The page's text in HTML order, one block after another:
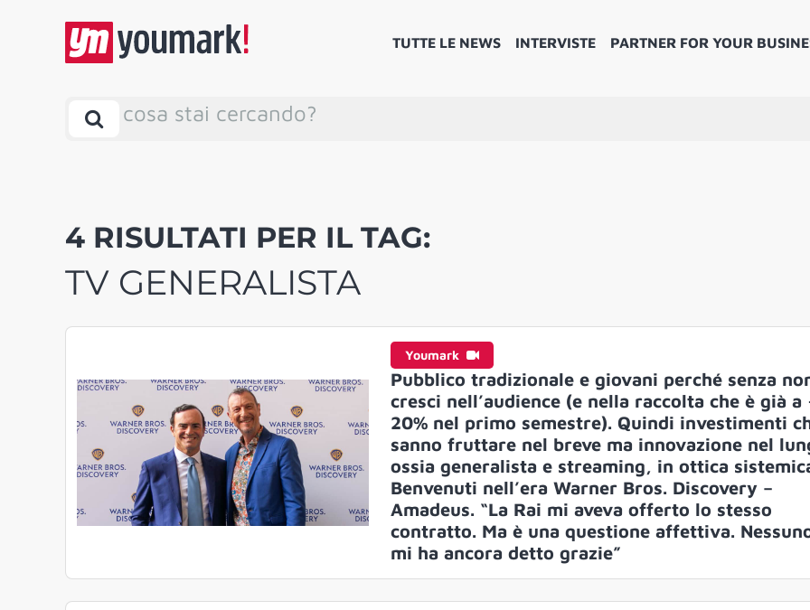
TUTTE LE NEWS INTERVISTE PARTNER FOR YOUR
cosa stai cercando?
4 RISULTATI PER IL TAG:
TV GENERALISTA
Youmark
Pubblico tradizionale e giovani perché senza
cresci nell’audience (e nella raccolta che è già a
20% nel primo semestre). Quindi investimenti
sanno fruttare nel breve ma innovazione nel
ossia generalista e streaming, in ottica
Benvenuti nell’era Warner Bros. Discovery –
Amadeus. “La Rai mi aveva offerto lo stesso
contratto. Ma è una questione affettiva.
mi ha ancora detto grazie”